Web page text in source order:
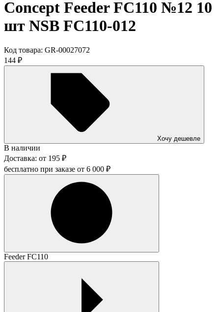
Concept Feeder FC110 №12 10
шт NSB FC110-012
Код товара: GR-00027072
144 ₽
Хочу дешевле
В наличии
Доставка: от 195 ₽
бесплатно при заказе от 6 000 ₽
Feeder FC110